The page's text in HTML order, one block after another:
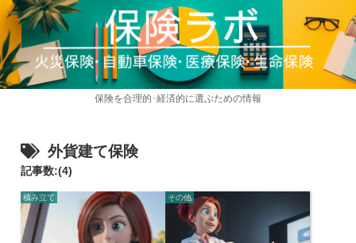
保険を合理的･経済的に選ぶための情報
外貨建て保険
記事数:(4)
積み立て その他